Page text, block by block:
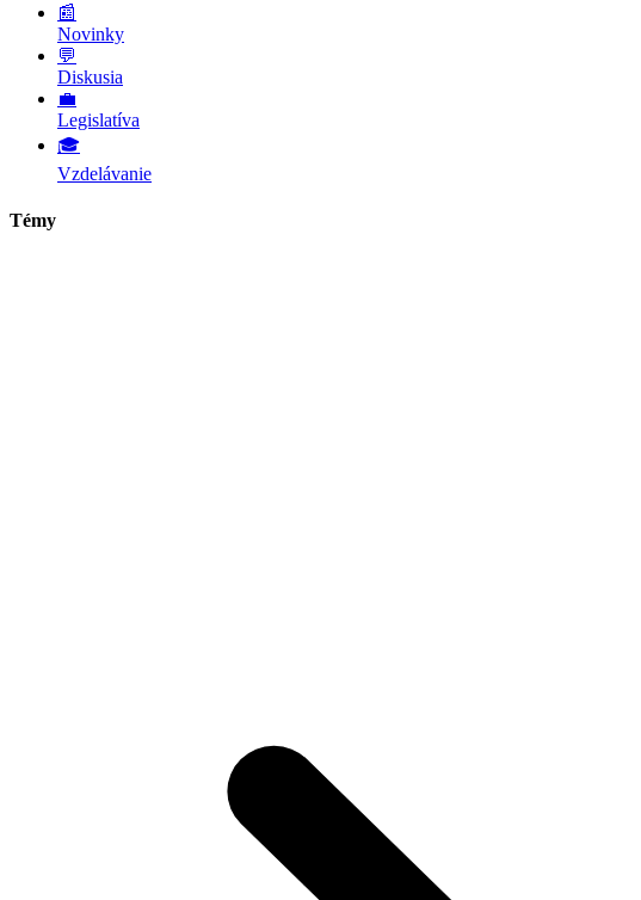
📰
Novinky
💬
Diskusia
💼
Legislatíva
🎓
Vzdelávanie
Témy